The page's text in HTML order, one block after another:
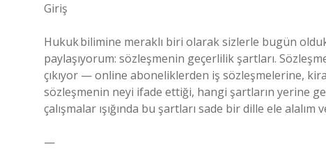
Giriş
Hukuk bilimine meraklı biri olarak sizlerle bugün
paylaşıyorum: sözleşmenin geçerlilik şartları.
çıkıyor — online aboneliklerden iş sözleşmelerine,
sözleşmenin neyi ifade ettiği, hangi şartların yerine
çalışmalar ışığında bu şartları sade bir dille ele
—